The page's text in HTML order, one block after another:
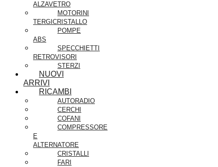
ALZAVETRO
MOTORINI
TERGICRISTALLO
POMPE
ABS
SPECCHIETTI
RETROVISORI
STERZI
NUOVI
ARRIVI
RICAMBI
AUTORADIO
CERCHI
COFANI
COMPRESSORE
E
ALTERNATORE
CRISTALLI
FARI